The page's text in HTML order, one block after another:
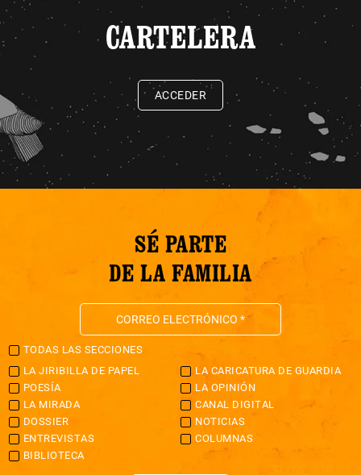
CARTELERA
ACCEDER
SÉ PARTE
DE LA FAMILIA
TODAS LAS SECCIONES
LA JIRIBILLA DE PAPEL
LA CARICATURA DE GUARDIA
POESÍA
LA OPINIÓN
LA MIRADA
CANAL DIGITAL
DOSSIER
NOTICIAS
ENTREVISTAS
COLUMNAS
BIBLIOTECA